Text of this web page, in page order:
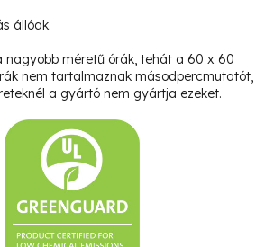
állóak.
nagyobb méretű órák, tehát a 60 x 60
nem tartalmaznak másodpercmutatót,
a gyártó nem gyártja ezeket.